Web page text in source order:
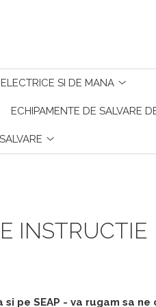
SI DE MANA
ECHIPAMENTE DE SALVARE
INSTRUCTIE
pe SEAP - va rugam sa